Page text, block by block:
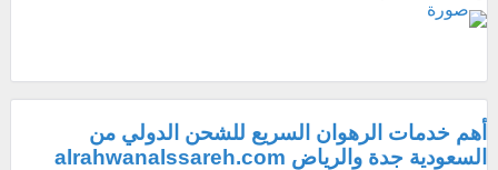
أهم خدمات الرهوان السريع للشحن الدولي من
السعودية جدة والرياض alrahwanalssareh.com